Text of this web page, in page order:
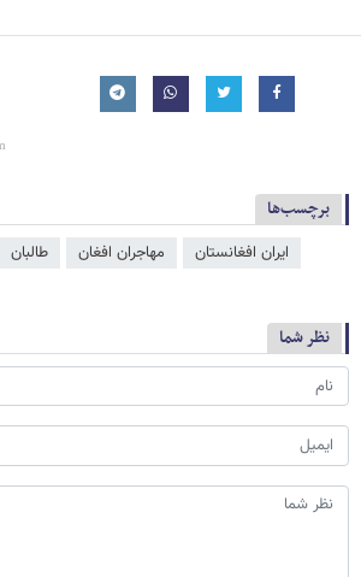
برچسب‌ها
ایران افغانستان مهاجران افغان طالبان
نظر شما